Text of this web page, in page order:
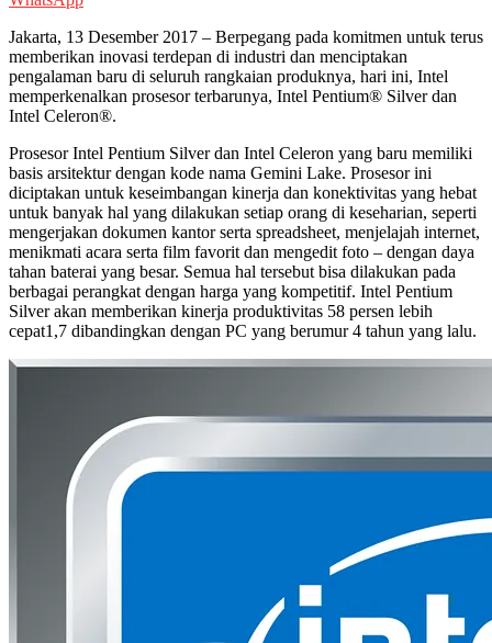
Jakarta, 13 Desember 2017 – Berpegang pada komitmen untuk terus
memberikan inovasi terdepan di industri dan menciptakan
pengalaman baru di seluruh rangkaian produknya, hari ini, Intel
memperkenalkan prosesor terbarunya, Intel Pentium® Silver dan
Intel Celeron®.
Prosesor Intel Pentium Silver dan Intel Celeron yang baru memiliki
basis arsitektur dengan kode nama Gemini Lake. Prosesor ini
diciptakan untuk keseimbangan kinerja dan konektivitas yang hebat
untuk banyak hal yang dilakukan setiap orang di keseharian, seperti
mengerjakan dokumen kantor serta spreadsheet, menjelajah internet,
menikmati acara serta film favorit dan mengedit foto – dengan daya
tahan baterai yang besar. Semua hal tersebut bisa dilakukan pada
berbagai perangkat dengan harga yang kompetitif. Intel Pentium
Silver akan memberikan kinerja produktivitas 58 persen lebih
cepat1,7 dibandingkan dengan PC yang berumur 4 tahun yang lalu.